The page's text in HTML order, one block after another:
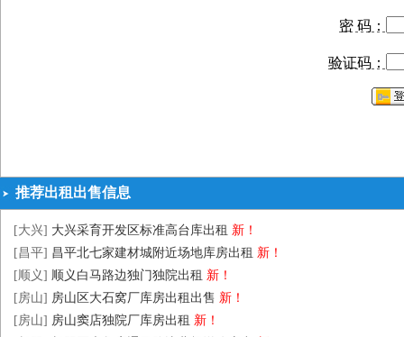
密 码：
验证码：
推荐出租出售信息
[大兴] 大兴采育开发区标准高台库出租 新！
[昌平] 昌平北七家建材城附近场地库房出租 新！
[顺义] 顺义白马路边独门独院出租 新！
[房山] 房山区大石窝厂库房出租出售 新！
[房山] 房山窦店独院厂库房出租 新！